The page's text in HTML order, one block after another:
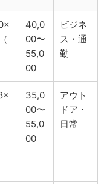
40,0
00〜
55,0
00
ビジネ
ス・通
勤
35,0
00〜
55,0
00
アウト
ドア・
日常